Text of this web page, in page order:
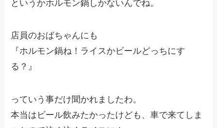
というかホルモン鍋しかないんでね。
店員のおばちゃんにも
『ホルモン鍋ね！ライスかビールどっちにす
る？』
っていう事だけ聞かれましたわ。
本当はビール飲みたかったけども、車で来てしま